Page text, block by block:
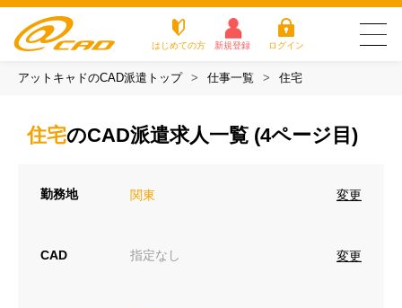
はじめての方 新規登録 ログイン
派遣がはじめての方
方
探す
ム
質問
アットキャドのCAD派遣トップ 仕事一覧 住宅
住宅のCAD派遣求人一覧 (4ページ目)
勤務地 関東 変更
CAD 指定なし 変更